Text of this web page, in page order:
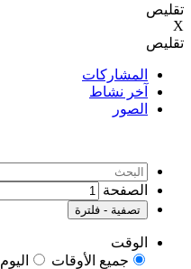
تقليص
X
تقليص
المشاركات
آخر نشاط
الصور
الصفحة
تصفية - فلترة
الوقت
جميع الأوقات
اليوم